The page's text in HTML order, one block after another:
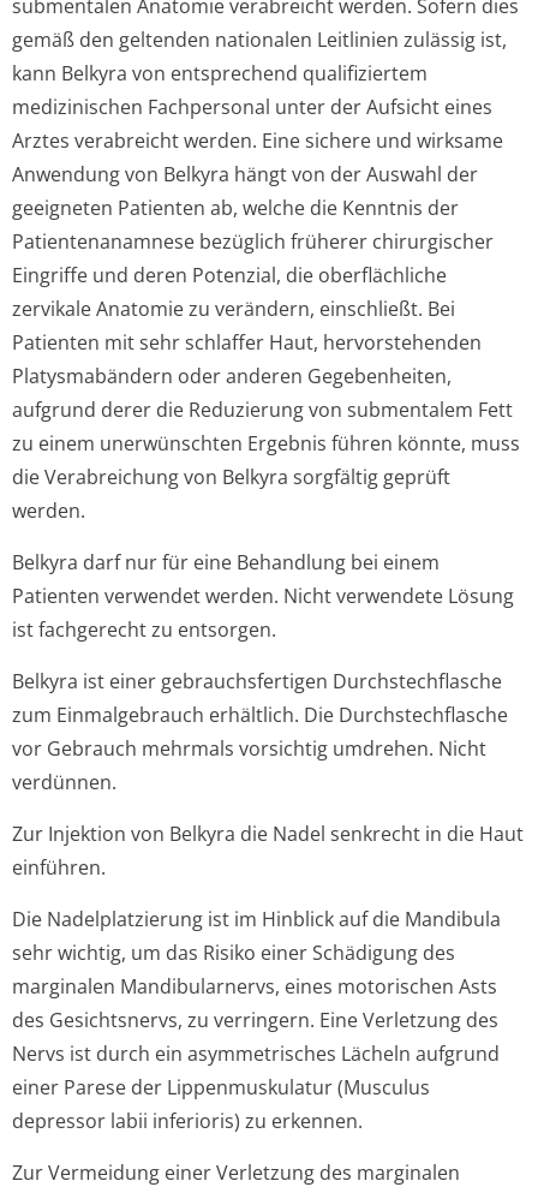
submentalen Anatomie verabreicht werden. Sofern dies
gemäß den geltenden nationalen Leitlinien zulässig ist,
kann Belkyra von entsprechend qualifiziertem
medizinischen Fachpersonal unter der Aufsicht eines
Arztes verabreicht werden. Eine sichere und wirksame
Anwendung von Belkyra hängt von der Auswahl der
geeigneten Patienten ab, welche die Kenntnis der
Patientenanamnese bezüglich früherer chirurgischer
Eingriffe und deren Potenzial, die oberflächliche
zervikale Anatomie zu verändern, einschließt. Bei
Patienten mit sehr schlaffer Haut, hervorstehenden
Platysmabändern oder anderen Gegebenheiten,
aufgrund derer die Reduzierung von submentalem Fett
zu einem unerwünschten Ergebnis führen könnte, muss
die Verabreichung von Belkyra sorgfältig geprüft
werden.
Belkyra darf nur für eine Behandlung bei einem
Patienten verwendet werden. Nicht verwendete Lösung
ist fachgerecht zu entsorgen.
Belkyra ist einer gebrauchsfertigen Durchstechflasche
zum Einmalgebrauch erhältlich. Die Durchstechflasche
vor Gebrauch mehrmals vorsichtig umdrehen. Nicht
verdünnen.
Zur Injektion von Belkyra die Nadel senkrecht in die Haut
einführen.
Die Nadelplatzierung ist im Hinblick auf die Mandibula
sehr wichtig, um das Risiko einer Schädigung des
marginalen Mandibularnervs, eines motorischen Asts
des Gesichtsnervs, zu verringern. Eine Verletzung des
Nervs ist durch ein asymmetrisches Lächeln aufgrund
einer Parese der Lippenmuskulatur (Musculus
depressor labii inferioris) zu erkennen.
Zur Vermeidung einer Verletzung des marginalen